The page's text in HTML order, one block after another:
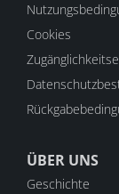
Cookies
ÜBER UNS
Geschichte